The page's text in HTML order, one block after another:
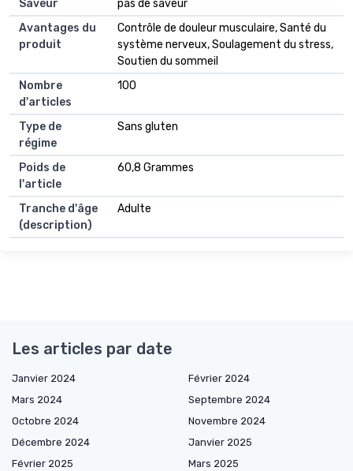
Saveur
pas de saveur
Avantages du
produit
Contrôle de douleur musculaire, Santé du
système nerveux, Soulagement du stress,
Soutien du sommeil
Nombre
d'articles
100
Type de
régime
Sans gluten
Poids de
l'article
60,8 Grammes
Tranche d'âge
(description)
Adulte
Les articles par date
Janvier 2024
Février 2024
Mars 2024
Septembre 2024
Octobre 2024
Novembre 2024
Décembre 2024
Janvier 2025
Février 2025
Mars 2025